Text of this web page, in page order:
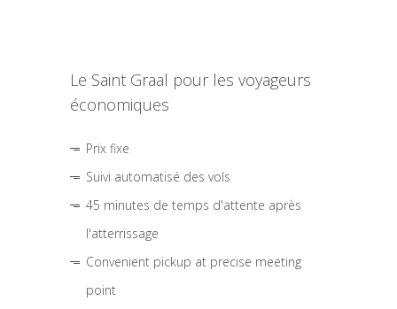
Le Saint Graal pour les voyageurs
économiques
Prix fixe
Suivi automatisé des vols
45 minutes de temps d'attente après
l'atterrissage
Convenient pickup at precise meeting
point